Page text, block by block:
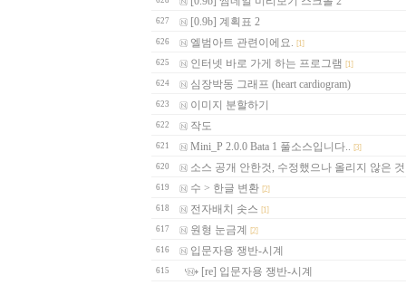
627 [0.9b] 계획표 2
626 엘범아트 관련이에요. [1]
625 인터넷 바로 가게 하는 프로그램 [1]
624 심장박동 그래프 (heart cardiogram)
623 이미지 분할하기
622 작도
621 Mini_P 2.0.0 Bata 1 풀소스입니다.. [3]
620 소스 공개 안한것, 수정했으나 올리지 않은 것
619 수 > 한글 변환 [2]
618 전자배치 솟스 [1]
617 원형 눈금계 [2]
616 입문자용 쟁반-시계
615 [re] 입문자용 쟁반-시계